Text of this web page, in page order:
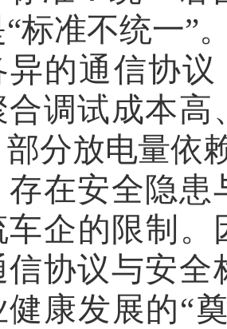
标准不统一”
异的通信协议
合调试成本高
分放电量依
存在安全隐患
车企的限制。
信协议与安全
健康发展的“